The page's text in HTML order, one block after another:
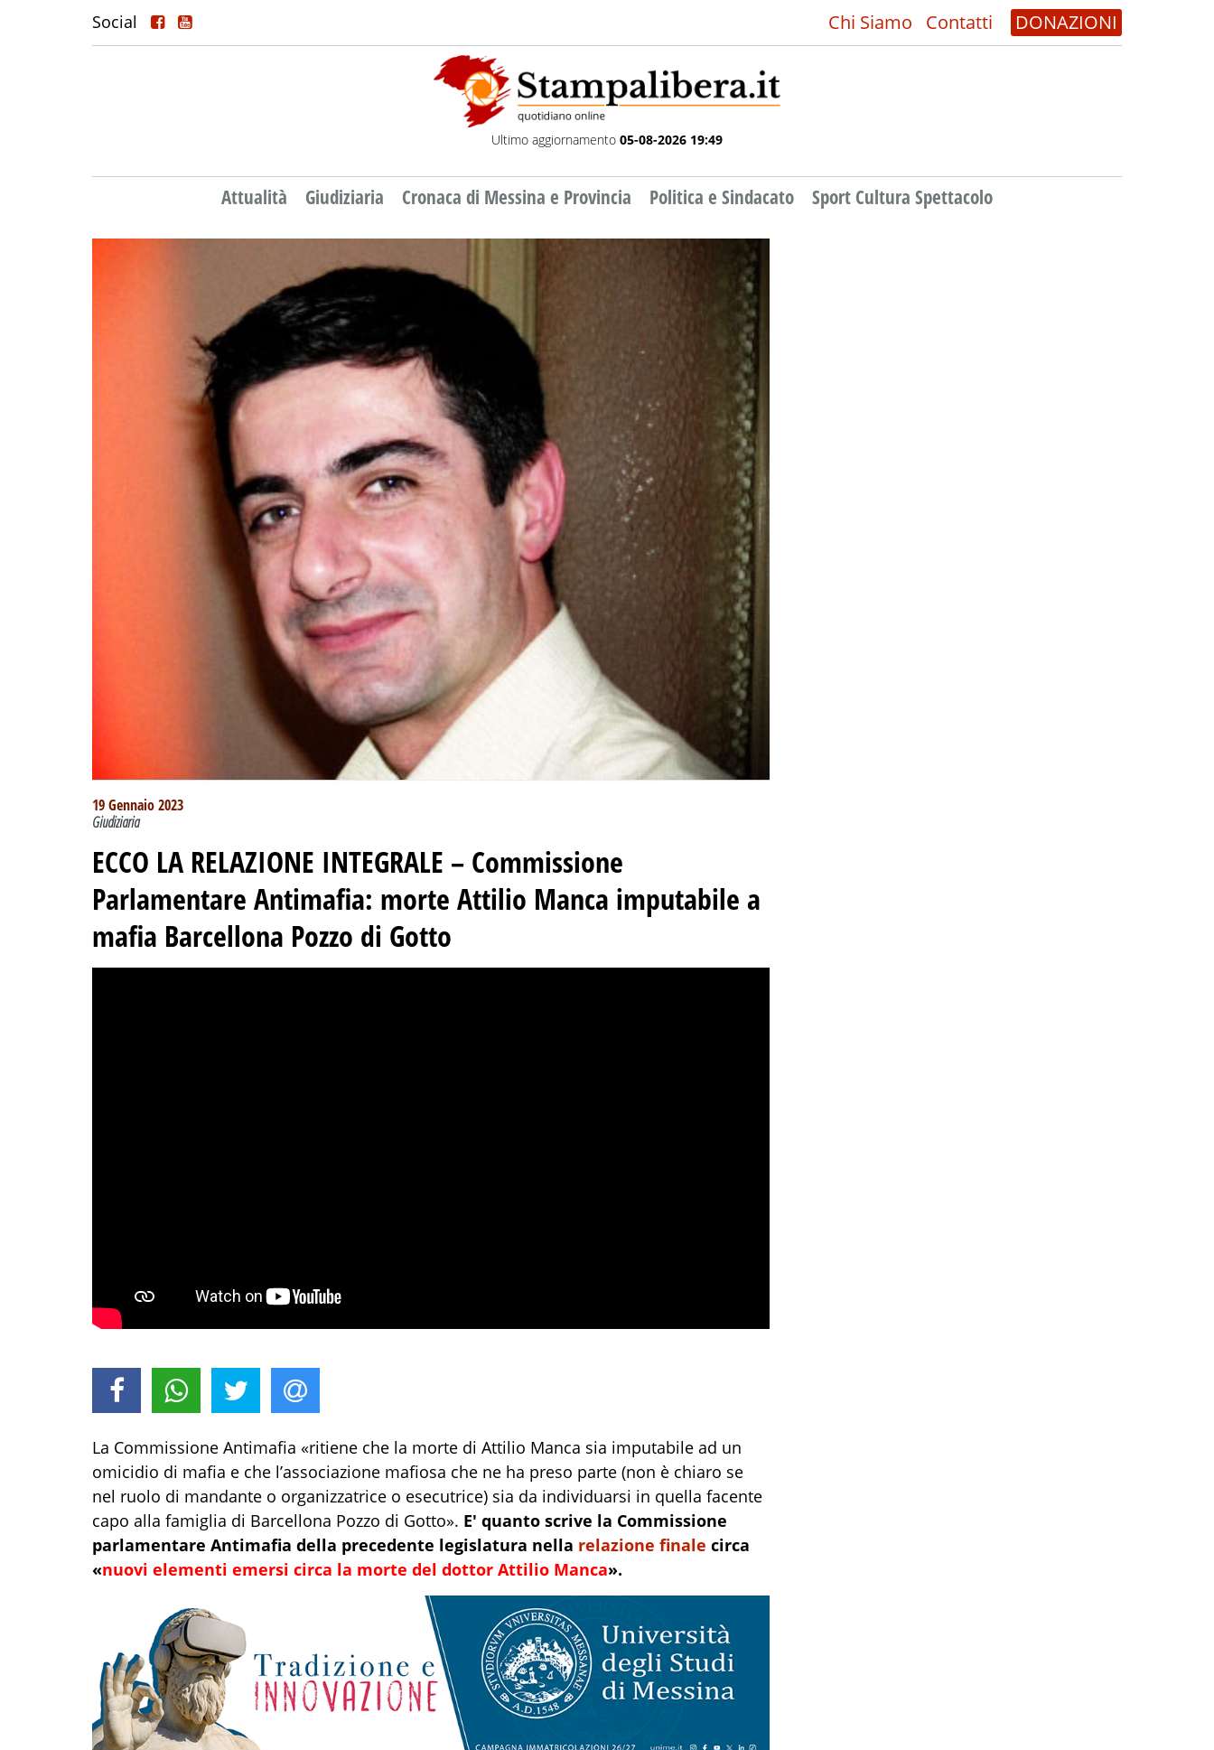
Social Chi Siamo Contatti DONAZIONI
Ultimo aggiornamento 05-08-2026 19:49
Attualità Giudiziaria Cronaca di Messina e Provincia Politica e Sindacato Sport Cultura Spettacolo
19 Gennaio 2023
Giudiziaria
ECCO LA RELAZIONE INTEGRALE – Commissione
Parlamentare Antimafia: morte Attilio Manca imputabile a
mafia Barcellona Pozzo di Gotto
La Commissione Antimafia «ritiene che la morte di Attilio Manca sia imputabile ad un
omicidio di mafia e che l’associazione mafiosa che ne ha preso parte (non è chiaro se
nel ruolo di mandante o organizzatrice o esecutrice) sia da individuarsi in quella facente
capo alla famiglia di Barcellona Pozzo di Gotto». E' quanto scrive la Commissione
parlamentare Antimafia della precedente legislatura nella relazione finale circa
«nuovi elementi emersi circa la morte del dottor Attilio Manca».